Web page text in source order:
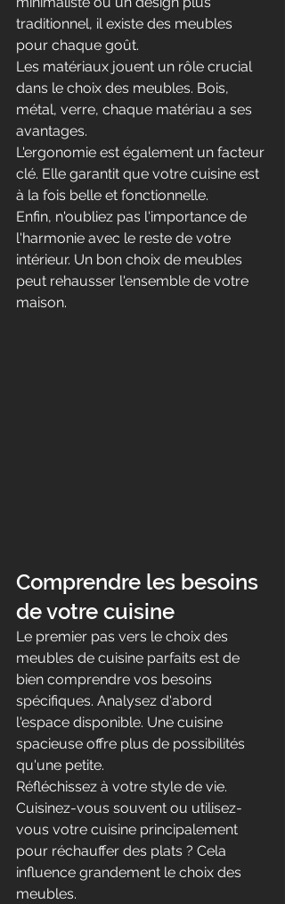
traditionnel, il existe des meubles
pour chaque goût.
Les matériaux jouent un rôle crucial
dans le choix des meubles. Bois,
métal, verre, chaque matériau a ses
avantages.
L'ergonomie est également un facteur
clé. Elle garantit que votre cuisine est
à la fois belle et fonctionnelle.
Enfin, n'oubliez pas l'importance de
l'harmonie avec le reste de votre
intérieur. Un bon choix de meubles
peut rehausser l'ensemble de votre
maison.
Comprendre les besoins
de votre cuisine
Le premier pas vers le choix des
meubles de cuisine parfaits est de
bien comprendre vos besoins
spécifiques. Analysez d'abord
l'espace disponible. Une cuisine
spacieuse offre plus de possibilités
qu'une petite.
Réfléchissez à votre style de vie.
Cuisinez-vous souvent ou utilisez-
vous votre cuisine principalement
pour réchauffer des plats ? Cela
influence grandement le choix des
meubles.